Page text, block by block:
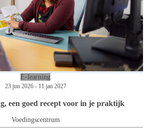
E-learning
23 jun 2026 - 11 jan 2027
een goed recept voor in je praktijk
Voedingscentrum